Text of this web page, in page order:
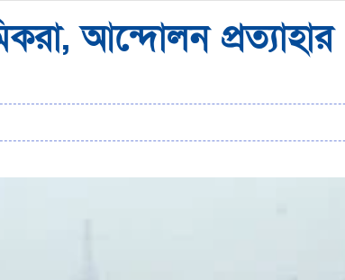
আন্দোলন প্রত্যাহার